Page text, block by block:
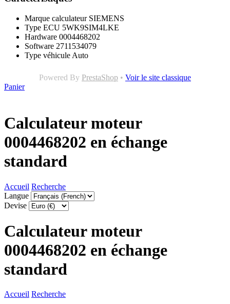
Marque calculateur SIEMENS
Type ECU 5WK9SIM4LKE
Hardware 0004468202
Software 2711534079
Type véhicule Auto
Powered By PrestaShop • Voir le site classique
Panier
Calculateur moteur
0004468202 en échange
standard
Accueil Recherche
Langue
Devise
Calculateur moteur
0004468202 en échange
standard
Accueil Recherche